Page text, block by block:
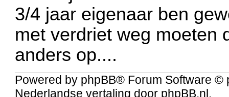
3/4 jaar eigenaar ben
met verdriet weg moeten
anders op....
Powered by phpBB® Forum Software ©
Nederlandse vertaling door phpBB.nl.